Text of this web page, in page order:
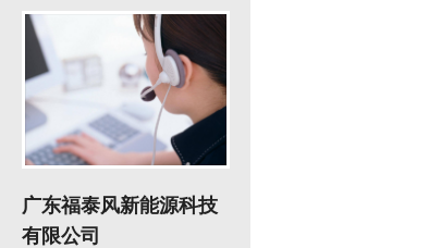
广东福泰风新能源科技
有限公司